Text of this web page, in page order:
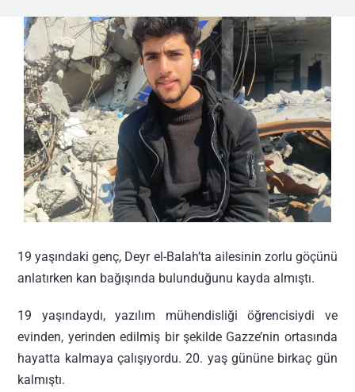
Tanışalım mı?
19 yaşındaki genç, Deyr el-Balah’ta ailesinin zorlu göçünü
anlatırken kan bağışında bulunduğunu kayda almıştı.
19 yaşındaydı, yazılım mühendisliği öğrencisiydi ve
evinden, yerinden edilmiş bir şekilde Gazze’nin ortasında
hayatta kalmaya çalışıyordu. 20. yaş gününe birkaç gün
kalmıştı.